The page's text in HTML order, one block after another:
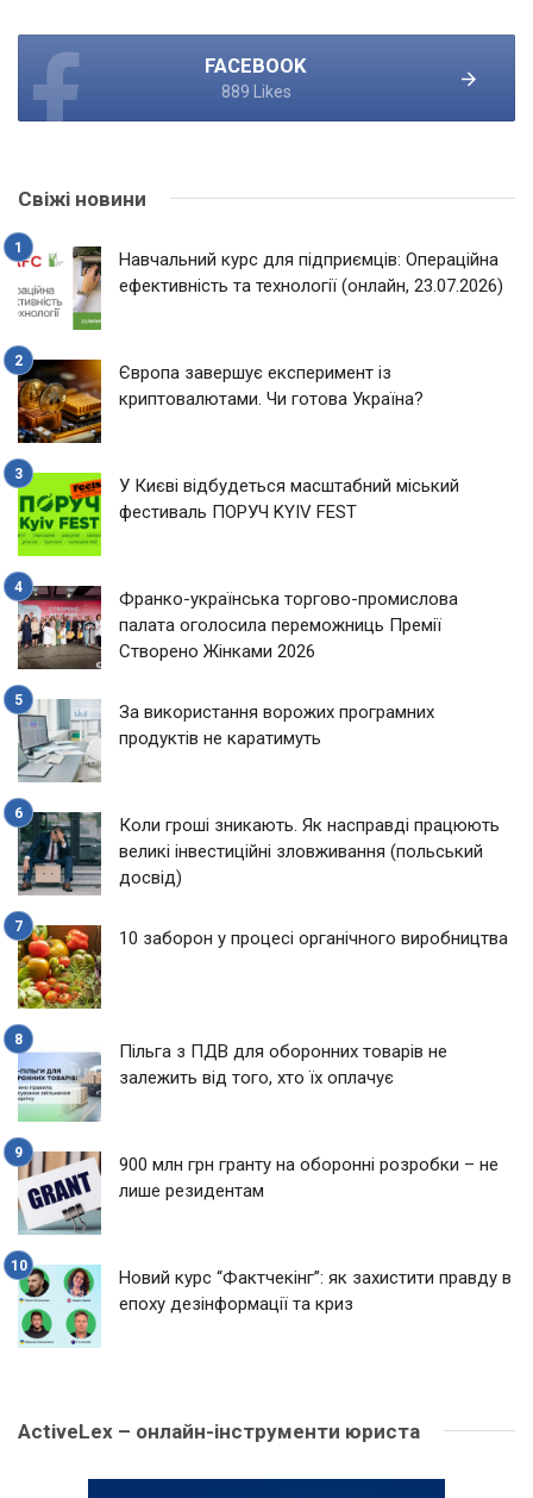
FACEBOOK
889 Likes
Свіжі новини
Навчальний курс для підприємців: Операційна
ефективність та технології (онлайн, 23.07.2026)
Європа завершує експеримент із
криптовалютами. Чи готова Україна?
У Києві відбудеться масштабний міський
фестиваль ПОРУЧ KYIV FEST
Франко-українська торгово-промислова
палата оголосила переможниць Премії
Створено Жінками 2026
За використання ворожих програмних
продуктів не каратимуть
Коли гроші зникають. Як насправді працюють
великі інвестиційні зловживання (польський
досвід)
10 заборон у процесі органічного виробництва
Пільга з ПДВ для оборонних товарів не
залежить від того, хто їх оплачує
900 млн грн гранту на оборонні розробки – не
лише резидентам
Новий курс “Фактчекінг”: як захистити правду в
епоху дезінформації та криз
ActiveLex – онлайн-інструменти юриста